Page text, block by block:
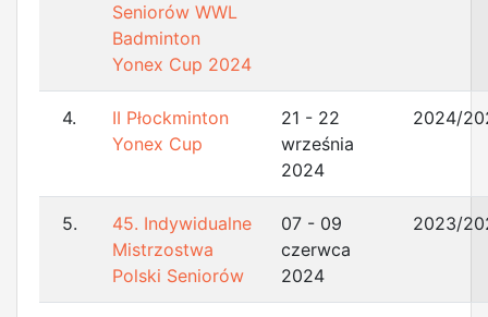
Seniorów WWL
Badminton
Yonex Cup 2024
4.
II Płockminton
Yonex Cup
21 - 22
września
2024
2024/
5.
45. Indywidualne
Mistrzostwa
Polski Seniorów
07 - 09
czerwca
2024
2023/